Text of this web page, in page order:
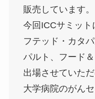
販売しています。
今回ICCサミット
フテッド・カタ
パルト、フード
出場させていた
大学病院のがん